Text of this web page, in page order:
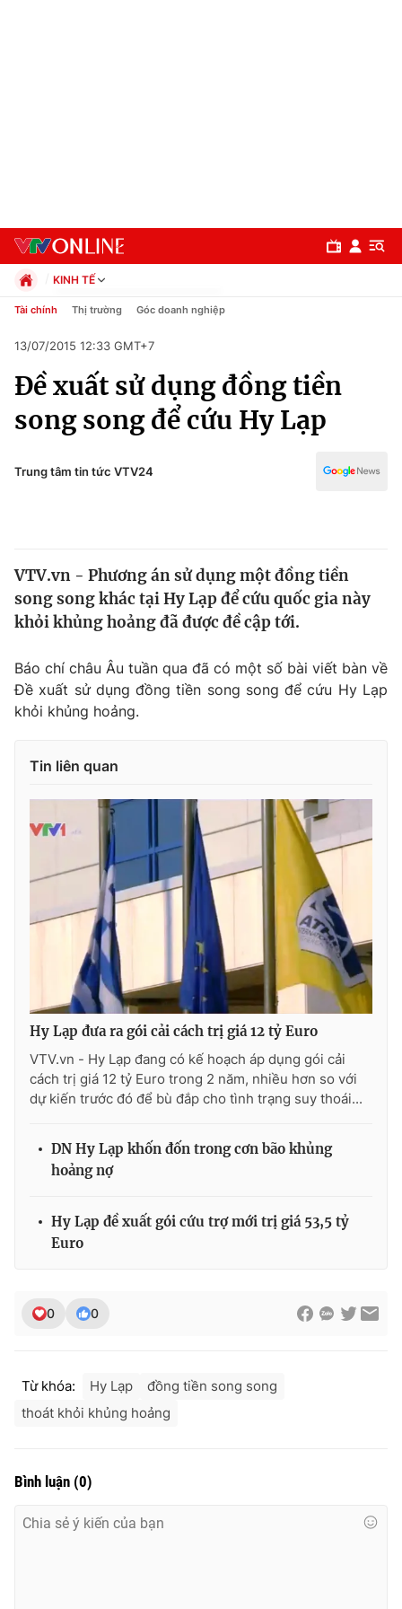
Chuyên mục
Thế giới
Thế giới đó đây
Câu chuyện quốc tế
Kinh tế
Tài chính
Góc doanh nghiệp
Dữ liệu và đời sống
Truyền hình
Nhân vật
Khán giả
Giải sao mai
Giải trí
Đời sống
Du lịch
Chất lượng cuộc sống
Giáo dục
Tuyển sinh
Học trực tuyến
Công nghệ
Hitech Công nghệ tương lai
Sản phẩm
Thị trường
Giao lưu trực tuyến
Lịch phát sóng
Chuyên mục khác
Emagazine
Photo Infographic
VTV Sức khoẻ Bất động sản
KINH TẾ
Chính trị
Pháp luật
Kinh tế
Thể thao
Truyền hình
Y tế
Tài chính Thị trường Góc doanh nghiệp
13/07/2015 12:33 GMT+7
Đề xuất sử dụng đồng tiền
song song để cứu Hy Lạp
Trung tâm tin tức VTV24
VTV.vn - Phương án sử dụng một đồng tiền
song song khác tại Hy Lạp để cứu quốc gia này
khỏi khủng hoảng đã được đề cập tới.
Báo chí châu Âu tuần qua đã có một số bài viết bàn về
Đề xuất sử dụng đồng tiền song song để cứu Hy Lạp
khỏi khủng hoảng.
Tin liên quan
Hy Lạp đưa ra gói cải cách trị giá 12 tỷ Euro
VTV.vn - Hy Lạp đang có kế hoạch áp dụng gói cải
cách trị giá 12 tỷ Euro trong 2 năm, nhiều hơn so với
dự kiến trước đó để bù đắp cho tình trạng suy thoái...
DN Hy Lạp khốn đốn trong cơn bão khủng
hoảng nợ
Hy Lạp đề xuất gói cứu trợ mới trị giá 53,5 tỷ
Euro
0 0
Từ khóa: Hy Lạp
đồng tiền song song
thoát khỏi khủng hoảng
Bình luận (0)